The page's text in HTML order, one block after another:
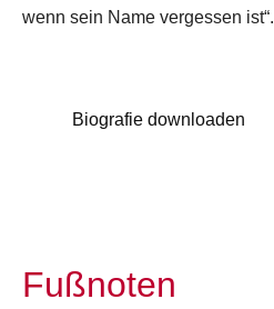
wenn sein Name vergessen ist“.
Biografie downloaden
Fußnoten